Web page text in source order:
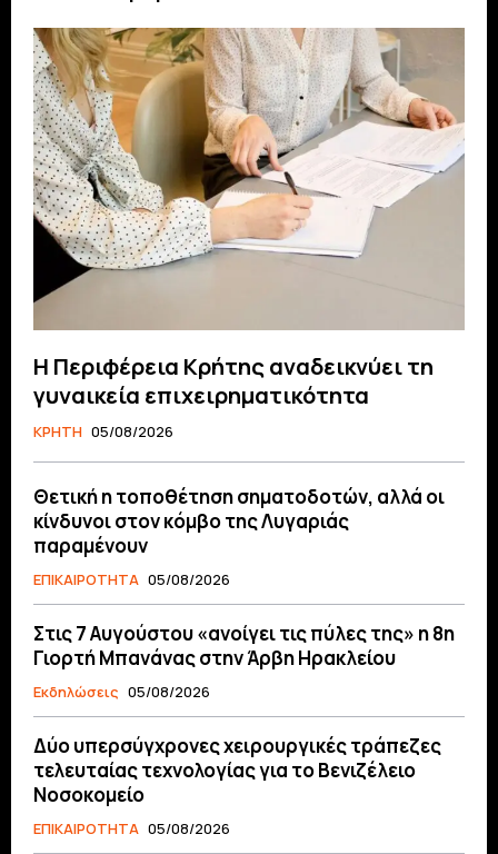
Η Περιφέρεια Κρήτης αναδεικνύει τη
γυναικεία επιχειρηματικότητα
ΚΡΗΤΗ 05/08/2026
Θετική η τοποθέτηση σηματοδοτών, αλλά οι
κίνδυνοι στον κόμβο της Λυγαριάς
παραμένουν
ΕΠΙΚΑΙΡΟΤΗΤΑ 05/08/2026
Στις 7 Αυγούστου «ανοίγει τις πύλες της» η 8η
Γιορτή Μπανάνας στην Άρβη Ηρακλείου
Εκδηλώσεις 05/08/2026
Δύο υπερσύγχρονες χειρουργικές τράπεζες
τελευταίας τεχνολογίας για το Βενιζέλειο
Νοσοκομείο
ΕΠΙΚΑΙΡΟΤΗΤΑ 05/08/2026